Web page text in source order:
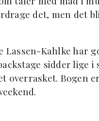
det, men det
Lassen-Kahlke har
sidder lige i
overrasket. Bogen